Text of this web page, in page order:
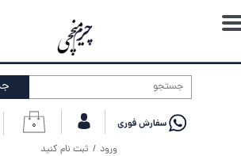
۰
ورود / ثبت نام کنید
حساب کاربری من
تغییر گذر واژه
خروج از حساب کاربری